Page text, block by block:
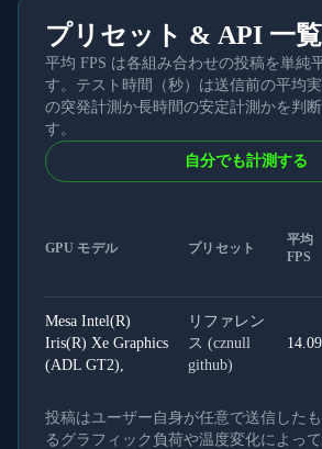
プリセット & API 一覧
平均 FPS は各組み合わせの投稿を単純
す。テスト時間（秒）は送信前の平均
の突発計測か長時間の安定計測かを判
す。
自分でも計測する
GPU モデル プリセット
平均
FPS
Mesa Intel(R)
Iris(R) Xe Graphics
(ADL GT2),
リファレン
ス (cznull
github)
14.09
投稿はユーザー自身が任意で送信した
るグラフィック負荷や温度変化によっ